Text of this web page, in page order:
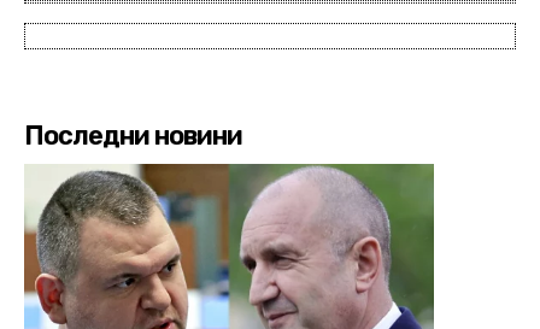
Последни новини